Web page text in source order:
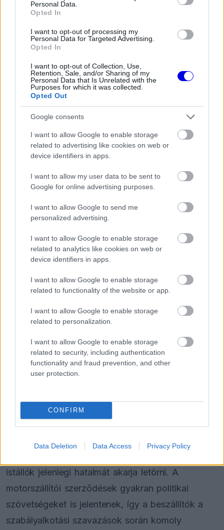
Personal Data.
Opted In
I want to opt-out of processing my
Personal Data for Targeted Advertising.
Opted In
I want to opt-out of Collection, Use,
Retention, Sale, and/or Sharing of my
Personal Data that Is Unrelated with the
Purposes for which it was collected.
Opted Out
Google consents
I want to allow Google to enable storage
related to advertising like cookies on web or
device identifiers in apps.
I want to allow my user data to be sent to
Google for online advertising purposes.
I want to allow Google to send me
personalized advertising.
I want to allow Google to enable storage
related to analytics like cookies on web or
device identifiers in apps.
I want to allow Google to enable storage
related to functionality of the website or app.
I want to allow Google to enable storage
related to personalization.
I want to allow Google to enable storage
related to security, including authentication
functionality and fraud prevention, and other
user protection.
CONFIRM
Data Deletion Data Access Privacy Policy
FORMA-1
Minden lapját egyetlen pilótára
teheti fel a Ferrari
Döbbenetes adatgyűjtéssel
döntött a Ferrari Sainz és Ricciardo
között
istállók jelenlegi hatalmát akarja letörni. A
motorszállítói szerződések gyakran politikai
szövetségeket is jelentenek, így a beszállítók a
szabályalkotási szavazások során komoly